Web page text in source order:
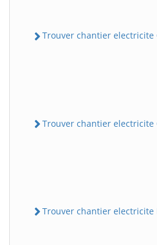
Trouver chantier electricite
Trouver chantier electricite
Trouver chantier electricite